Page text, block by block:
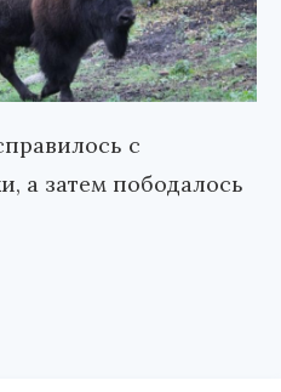
с
а затем пободалось